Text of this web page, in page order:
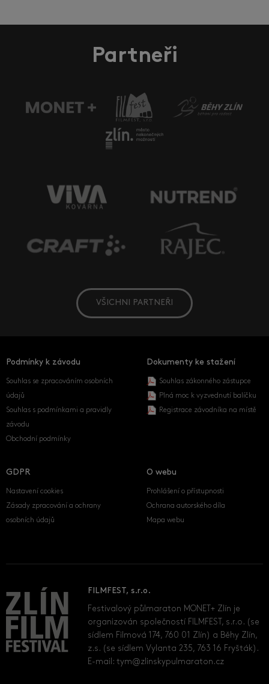
Partneři
VŠICHNI PARTNEŘI
Podmínky k závodu
Souhlas se zpracováním osobních
údajů
Souhlas s podmínkami a pravidly
závodu
Obchodní podmínky
Dokumenty ke stažení
Souhlas zákonného zástupce
Plná moc k vyzvednutí balíčku
Registrace závodníka na místě
GDPR
Nastavení cookies
Zásady zpracování a ochrany
osobních údajů
O webu
Prohlášení o přístupnosti
Ochrana autorského díla
Mapa webu
FILMFEST, s.r.o.
Festivalový půlmaraton MONET+ Zlín je
organizován společností FILMFEST, s.r.o. (se
sídlem Filmová 174, 760 01 Zlín) a Běhy Zlín,
z.s. (se sídlem Vylanta 235, 763 16 Fryšták).
E-mail:tym@zlinskypulmaraton.cz